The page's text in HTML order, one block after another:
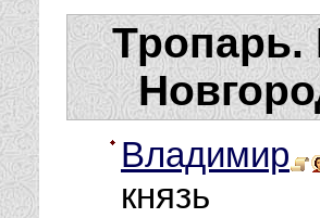
Тропарь.
Владимир
князь